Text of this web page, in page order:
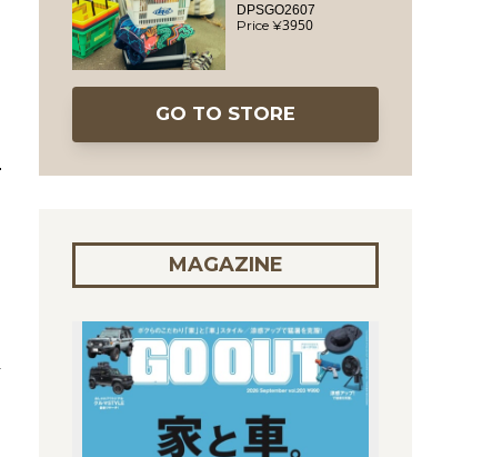
DPSGO2607
3950
GO TO STORE
MAGAZINE